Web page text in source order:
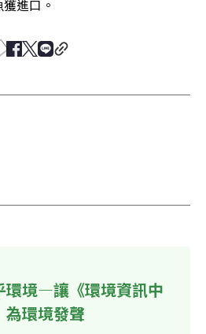
進口。
環境—讓《環境資訊中
為環境發聲